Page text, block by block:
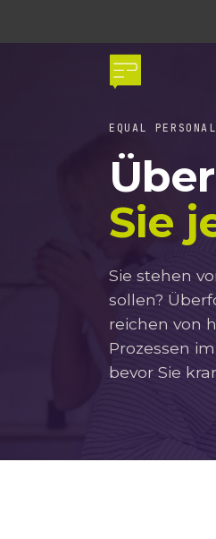
EQUAL PERSONAL
Sie
Sie stehen
sollen?
reichen von
Prozessen
bevor Sie